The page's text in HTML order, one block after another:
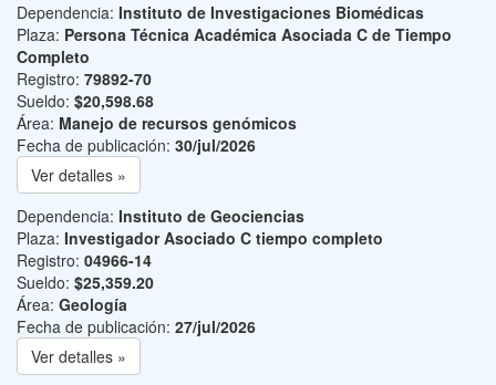
Dependencia: Instituto de Investigaciones Biomédicas
Plaza: Persona Técnica Académica Asociada C de Tiempo
Completo
Registro: 79892-70
Sueldo: $20,598.68
Área: Manejo de recursos genómicos
Fecha de publicación: 30/jul/2026
Ver detalles »
Dependencia: Instituto de Geociencias
Plaza: Investigador Asociado C tiempo completo
Registro: 04966-14
Sueldo: $25,359.20
Área: Geología
Fecha de publicación: 27/jul/2026
Ver detalles »